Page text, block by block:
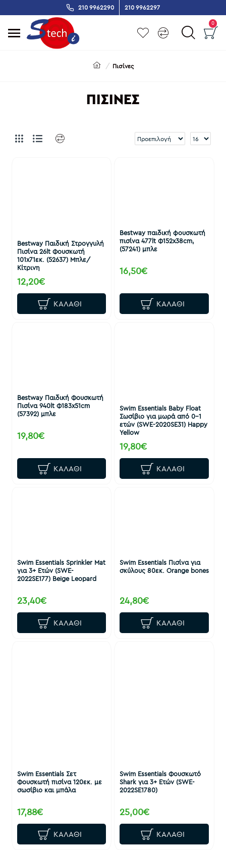
210 9962290 210 9962297
0
Πισίνες
ΠΙΣΊΝΕΣ
Bestway Παιδική Στρογγυλή
Πισίνα 26lt Φουσκωτή
101x71εκ. (52637) Μπλε/
Κίτρινη
12,20€
ΚΑΛΆΘΙ
Bestway παιδική φουσκωτή
πισίνα 477lt Φ152x38cm,
(57241) μπλε
16,50€
ΚΑΛΆΘΙ
Bestway Παιδική Φουσκωτή
Πισίνα 940lt Φ183x51cm
(57392) μπλε
19,80€
ΚΑΛΆΘΙ
Swim Essentials Baby Float
Σωσίβιο για μωρά από 0-1
ετών (SWE-2020SE31) Happy
Yellow
19,80€
ΚΑΛΆΘΙ
Swim Essentials Sprinkler Mat
για 3+ Ετών (SWE-
2022SE177) Beige Leopard
23,40€
ΚΑΛΆΘΙ
Swim Essentials Πισίνα για
σκύλους 80εκ. Orange bones
24,80€
ΚΑΛΆΘΙ
Swim Essentials Σετ
Φουσκωτή πισίνα 120εκ. με
σωσίβιο και μπάλα
17,88€
ΚΑΛΆΘΙ
Swim Essentials Φουσκωτό
Shark για 3+ Ετών (SWE-
2022SE1780)
25,00€
ΚΑΛΆΘΙ